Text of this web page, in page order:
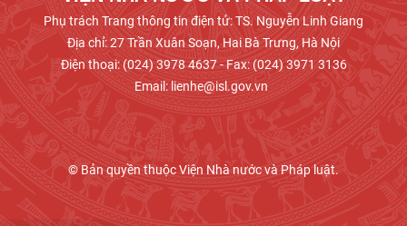
Phụ trách Trang thông tin điện tử: TS. Nguyễn Linh Giang
Địa chỉ: 27 Trần Xuân Soạn, Hai Bà Trưng, Hà Nội
Điện thoại: (024) 3978 4637 - Fax: (024) 3971 3136
Email: lienhe@isl.gov.vn
© Bản quyền thuộc Viện Nhà nước và Pháp luật.